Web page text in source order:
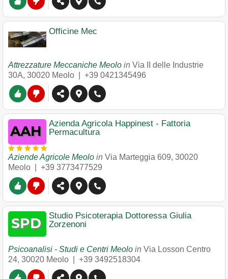
Officine Mec
Attrezzature Meccaniche Meolo in Via II delle Industrie
30A, 30020 Meolo +39 0421345496
Azienda Agricola Happinest - Fattoria
Permacultura
Aziende Agricole Meolo in Via Marteggia 609, 30020
Meolo
+39 3773477529
Studio Psicoterapia Dottoressa Giulia
Zorzenoni
Psicoanalisi - Studi e Centri Meolo in Via Losson Centro
24, 30020 Meolo +39 3492518304